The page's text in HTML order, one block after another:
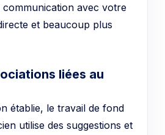
avec votre
et beaucoup plus
liées au
établie, le travail de fond
utilise des suggestions et